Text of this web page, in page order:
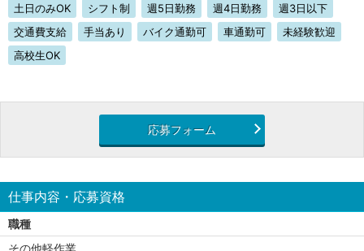
土日のみOK
シフト制 週5日勤務 週4日勤務
週3日以下
交通費支給
手当あり バイク通勤可 車通勤可
未経験歓迎
高校生OK
応募フォーム
仕事内容・応募資格
職種